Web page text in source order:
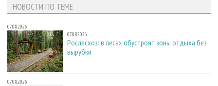
НОВОСТИ ПО ТЕМЕ
07.08.2026
07.08.2026
Рослесхоз: в лесах обустроят зоны отдыха без
вырубки
07.08.2026